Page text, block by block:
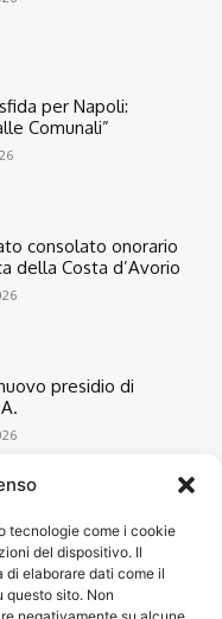
tecnologie come i cookie
del dispositivo. Il
elaborare dati come il
questo sito. Non
per Napoli:
Comunali”
consolato onorario
della Costa d’Avorio
presidio di
13501
7305